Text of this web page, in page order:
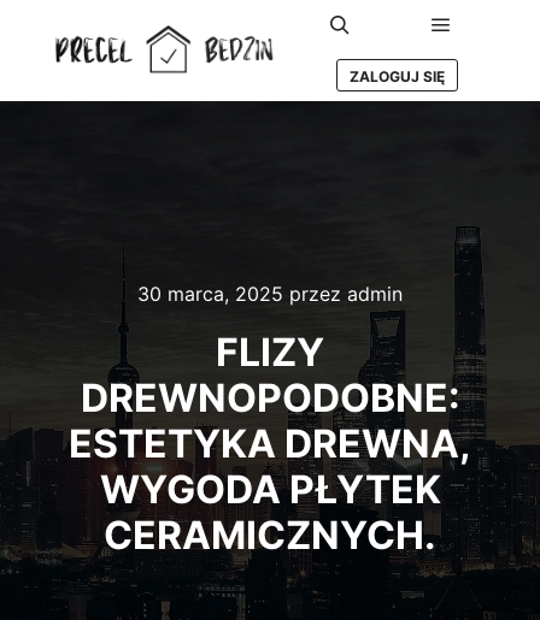
Szukaj Główne
ZALOGUJ SIĘ
30 marca, 2025 przez admin
FLIZY
DREWNOPODOBNE:
ESTETYKA DREWNA,
WYGODA PŁYTEK
CERAMICZNYCH.